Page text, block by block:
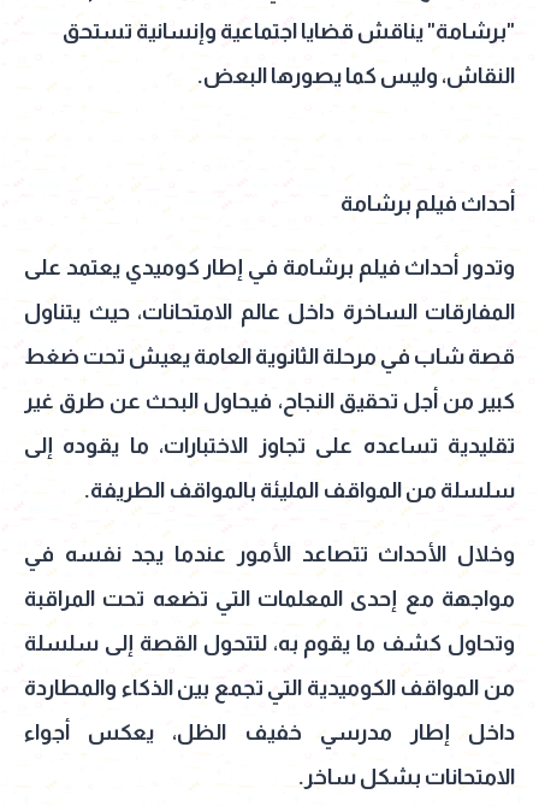
"برشامة" يناقش قضايا اجتماعية وإنسانية تستحق
النقاش، وليس كما يصورها البعض.
أحداث فيلم برشامة
وتدور أحداث فيلم برشامة في إطار كوميدي يعتمد على
المفارقات الساخرة داخل عالم الامتحانات، حيث يتناول
قصة شاب في مرحلة الثانوية العامة يعيش تحت ضغط
كبير من أجل تحقيق النجاح، فيحاول البحث عن طرق غير
تقليدية تساعده على تجاوز الاختبارات، ما يقوده إلى
سلسلة من المواقف المليئة بالمواقف الطريفة.
وخلال الأحداث تتصاعد الأمور عندما يجد نفسه في
مواجهة مع إحدى المعلمات التي تضعه تحت المراقبة
وتحاول كشف ما يقوم به، لتتحول القصة إلى سلسلة
من المواقف الكوميدية التي تجمع بين الذكاء والمطاردة
داخل إطار مدرسي خفيف الظل، يعكس أجواء
الامتحانات بشكل ساخر.